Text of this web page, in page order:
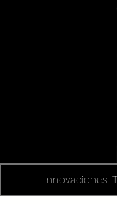
Innovaciones IT